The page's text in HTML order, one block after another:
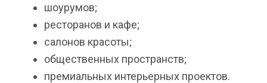
шоурумов;
ресторанов и кафе;
салонов красоты;
общественных пространств;
премиальных интерьерных проектов.